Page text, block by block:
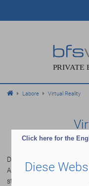
BERATUNG &
SERVICE & INFO
Labore Virtual Reality
Das Virtual-Reality-
Ausbildung in
steht unseren
Click here for the
Diese